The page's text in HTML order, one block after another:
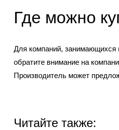
Где можно
Для компаний, занимающихся
обратите внимание на
Производитель может
Читайте также: